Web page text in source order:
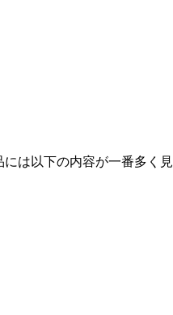
には以下の内容が一番多く見